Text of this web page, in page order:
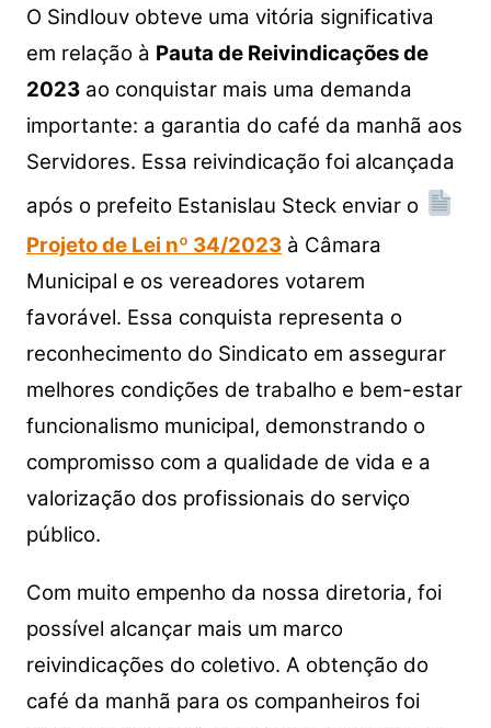
k
O Sindlouv obteve uma vitória significativa
em relação à Pauta de Reivindicações de
2023ao conquistar mais uma demanda
importante: a garantia do café da manhã aos
Servidores. Essa reivindicação foi alcançada
após o prefeito Estanislau Steck enviar o
Projeto de Lei nº 34/2023à Câmara
Municipal e os vereadores votarem
favorável. Essa conquista representa o
reconhecimento do Sindicato em assegurar
melhores condições de trabalho e bem-estar
funcionalismo municipal, demonstrando o
compromisso com a qualidade de vida e a
valorização dos profissionais do serviço
público.
Com muito empenho da nossa diretoria, foi
possível alcançar mais um marco
reivindicações do coletivo. A obtenção do
café da manhã para os companheiros foi